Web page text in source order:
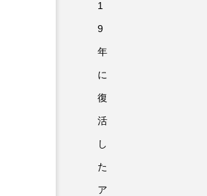
1
9
年
に
復
活
し
た
ア